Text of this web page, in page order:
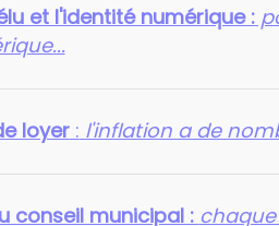
et l'identité numérique :
loyer: l'inflation a de
conseil municipal :